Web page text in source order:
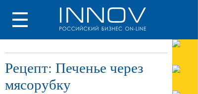
Рецепт: Печенье через
мясорубку